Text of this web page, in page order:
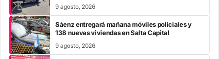
9 agosto, 2026
Sáenz entregará mañana móviles policiales y
138 nuevas viviendas en Salta Capital
9 agosto, 2026